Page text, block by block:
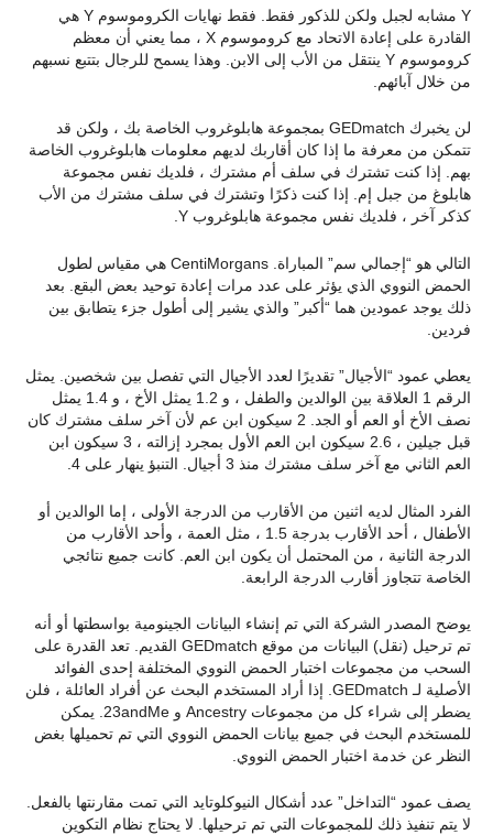
Y مشابه لجبل ولكن للذكور فقط. فقط نهايات الكروموسوم Y هي
القادرة على إعادة الاتحاد مع كروموسوم X ، مما يعني أن معظم
كروموسوم Y ينتقل من الأب إلى الابن. وهذا يسمح للرجال بتتبع نسبهم
من خلال آبائهم.
لن يخبرك GEDmatch بمجموعة هابلوغروب الخاصة بك ، ولكن قد
تتمكن من معرفة ما إذا كان أقاربك لديهم معلومات هابلوغروب الخاصة
بهم. إذا كنت تشترك في سلف أم مشترك ، فلديك نفس مجموعة
هابلوغ من جبل إم. إذا كنت ذكرًا وتشترك في سلف مشترك من الأب
كذكر آخر ، فلديك نفس مجموعة هابلوغروب Y.
التالي هو “إجمالي سم” المباراة. CentiMorgans هي مقياس لطول
الحمض النووي الذي يؤثر على عدد مرات إعادة توحيد بعض البقع. بعد
ذلك يوجد عمودين هما “أكبر” والذي يشير إلى أطول جزء يتطابق بين
فردين.
يعطي عمود “الأجيال” تقديرًا لعدد الأجيال التي تفصل بين شخصين. يمثل
الرقم 1 العلاقة بين الوالدين والطفل ، و 1.2 يمثل الأخ ، و 1.4 يمثل
نصف الأخ أو العم أو الجد. 2 سيكون ابن عم لأن آخر سلف مشترك كان
قبل جيلين ، 2.6 سيكون ابن العم الأول بمجرد إزالته ، 3 سيكون ابن
العم الثاني مع آخر سلف مشترك منذ 3 أجيال. التنبؤ ينهار على 4.
الفرد المثال لديه اثنين من الأقارب من الدرجة الأولى ، إما الوالدين أو
الأطفال ، أحد الأقارب بدرجة 1.5 ، مثل العمة ، وأحد الأقارب من
الدرجة الثانية ، من المحتمل أن يكون ابن العم. كانت جميع نتائجي
الخاصة تتجاوز أقارب الدرجة الرابعة.
يوضح المصدر الشركة التي تم إنشاء البيانات الجينومية بواسطتها أو أنه
تم ترحيل (نقل) البيانات من موقع GEDmatch القديم. تعد القدرة على
السحب من مجموعات اختبار الحمض النووي المختلفة إحدى الفوائد
الأصلية لـ GEDmatch. إذا أراد المستخدم البحث عن أفراد العائلة ، فلن
يضطر إلى شراء كل من مجموعات Ancestry و 23andMe. يمكن
للمستخدم البحث في جميع بيانات الحمض النووي التي تم تحميلها بغض
النظر عن خدمة اختبار الحمض النووي.
يصف عمود “التداخل” عدد أشكال النيوكلوتايد التي تمت مقارنتها بالفعل.
لا يتم تنفيذ ذلك للمجموعات التي تم ترحيلها. لا يحتاج نظام التكوين